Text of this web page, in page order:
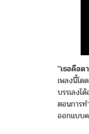
"เธอคือด
เพลงนี้โด
บรรเลงไ
ตอนการท
ออกแบบ